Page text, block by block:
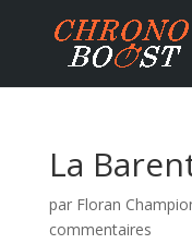
La
par Floran
commentaires